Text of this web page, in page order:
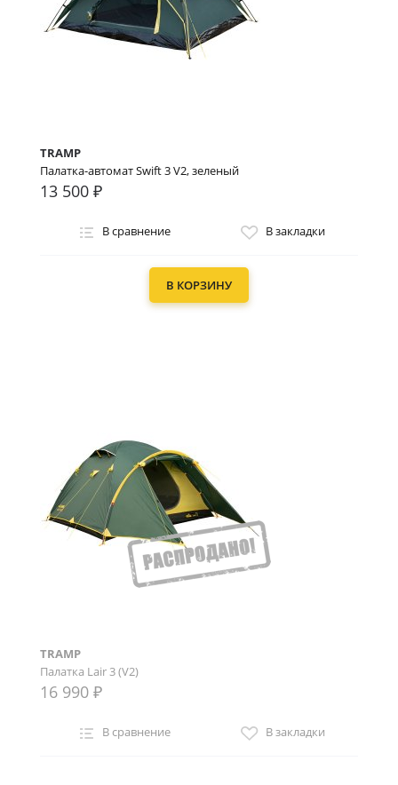
TRAMP
Палатка-автомат Swift 3 V2, зеленый
13 500 ₽
В сравнение В закладки
В КОРЗИНУ
TRAMP
Палатка Lair 3 (V2)
16 990 ₽
В сравнение В закладки